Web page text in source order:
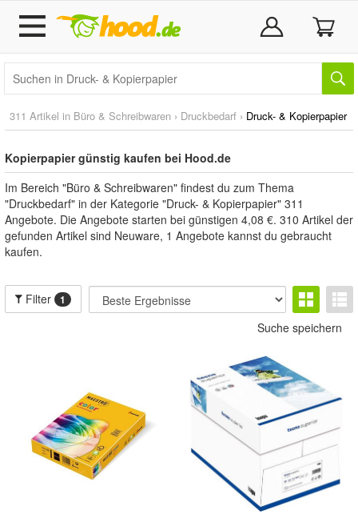
311 Artikel in Büro & Schreibwaren › Druckbedarf › Druck- & Kopierpapier
Kopierpapier günstig kaufen bei Hood.de
Im Bereich "Büro & Schreibwaren" findest du zum Thema
"Druckbedarf" in der Kategorie "Druck- & Kopierpapier" 311
Angebote. Die Angebote starten bei günstigen 4,08 €. 310 Artikel der
gefunden Artikel sind Neuware, 1 Angebote kannst du gebraucht
kaufen.
Filter 1
Suche speichern